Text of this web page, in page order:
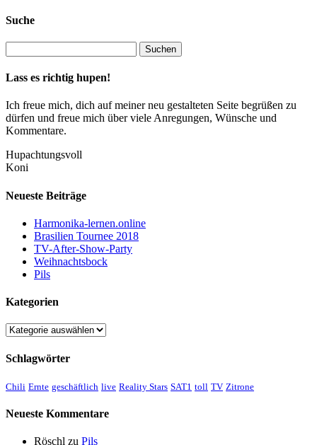
Suche
Lass es richtig hupen!
Ich freue mich, dich auf meiner neu gestalteten Seite begrüßen zu
dürfen und freue mich über viele Anregungen, Wünsche und
Kommentare.
Hupachtungsvoll
Koni
Neueste Beiträge
Harmonika-lernen.online
Brasilien Tournee 2018
TV-After-Show-Party
Weihnachtsbock
Pils
Kategorien
Kategorien
Schlagwörter
Chili Ernte geschäftlich live Reality Stars SAT1 toll TV Zitrone
Neueste Kommentare
Röschl zu Pils